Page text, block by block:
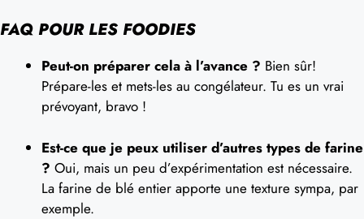
FAQ POUR LES FOODIES
Peut-on préparer cela à l’avance ? Bien sûr!
Prépare-les et mets-les au congélateur. Tu es un vrai
prévoyant, bravo !
Est-ce que je peux utiliser d’autres types de farine
? Oui, mais un peu d’expérimentation est nécessaire.
La farine de blé entier apporte une texture sympa, par
exemple.